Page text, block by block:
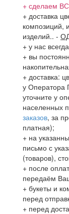
+ сделаем
+ доставка
композиций,
изделий.. -
+ у нас
+ вы
+ доставка:
у Оператора
уточните у
населенных
заказов, за
платная);
+ на
письмо с
(товаров),
+ после
передаём
+ букеты и
перед
+ перед